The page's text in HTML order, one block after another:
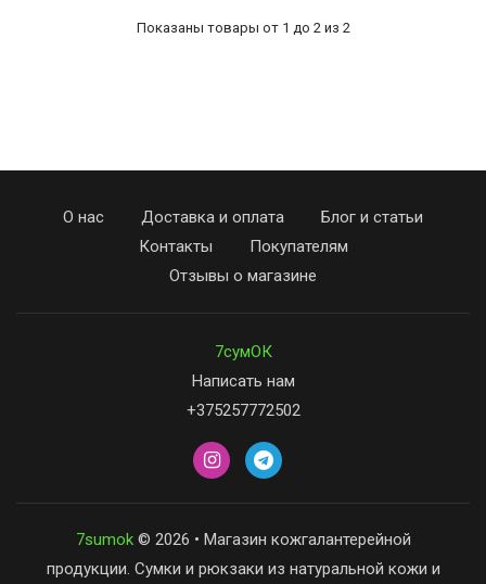
Показаны товары от 1 до 2 из 2
О нас Доставка и оплата
Блог и статьи
Контакты
Покупателям
Отзывы о магазине
7сумОК
Написать нам
+375257772502
7sumok© 2026 • Магазин кожгалантерейной
продукции. Сумки и рюкзаки из натуральной кожи и